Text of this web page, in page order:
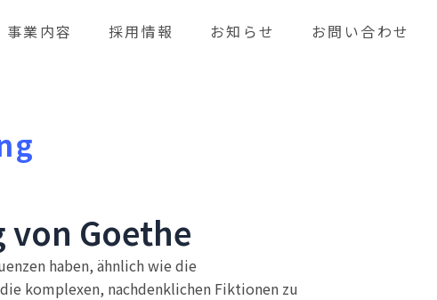
事業内容 採用情報 お知らせ お問い合わせ
von Goethe
haben, ähnlich wie die
komplexen, nachdenklichen Fiktionen zu